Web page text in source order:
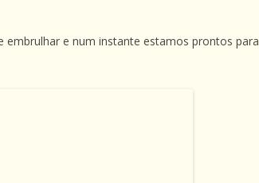
embrulhar e num instante estamos prontos para